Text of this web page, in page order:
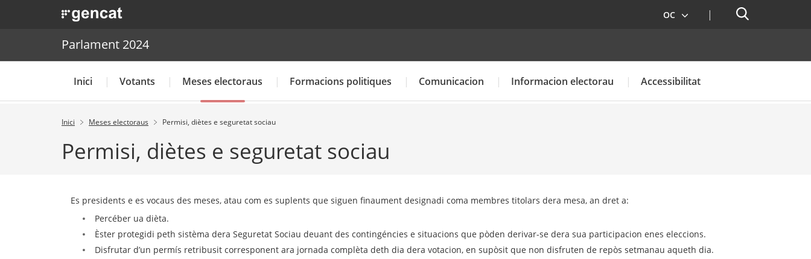
. Obre en una nova finestra. OC Cercador
Cercador
Calendari electoral Resultats de les eleccions anteriors
Parlament 2024
Inici Votants Meses electoraus Formacions politiques Comunicacion Informacion electorau Accessibilitat
. Obre en una nova finestra.
Inici Meses electoraus Permisi, diètes e seguretat sociau
Permisi, diètes e seguretat sociau
Es presidents e es vocaus des meses, atau com es suplents que siguen finaument designadi coma membres titolars dera mesa, an dret a:
Percéber ua dièta.
Èster protegidi peth sistèma dera Seguretat Sociau deuant des contingéncies e situacions que pòden derivar-se dera sua participacion enes eleccions.
Disfrutar d’un permís retribusit corresponent ara jornada complèta deth dia dera votacion, en supòsit que non disfruten de repòs setmanau aqueth dia.